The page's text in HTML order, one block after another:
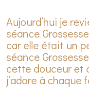
Aujourd’hui je
séance
car elle était un
séance
cette douceur et
j’adore à chaque